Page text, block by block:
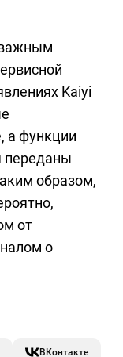
Kaiyi
а функции
переданы
образом,
от
о
ВКонтакте